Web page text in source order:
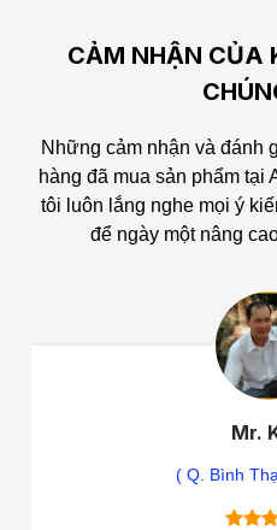
CẢM NHẬN CỦA
Những cảm nhận và đánh
hàng đã mua sản phẩm tại
tôi luôn lắng nghe mọi ý
để ngày một nâng
Mr.
( Q. Bình